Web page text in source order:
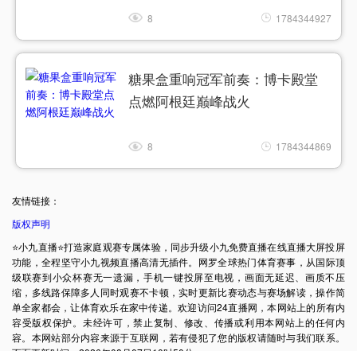
8 1784344927
糖果盒重响冠军前奏：博卡殿堂
点燃阿根廷巅峰战火
8 1784344869
友情链接：
版权声明
⭐️小九直播⭐️打造家庭观赛专属体验，同步升级小九免费直播在线直播大屏投屏
功能，全程坚守小九视频直播高清无插件。网罗全球热门体育赛事，从国际顶
级联赛到小众杯赛无一遗漏，手机一键投屏至电视，画面无延迟、画质不压
缩，多线路保障多人同时观赛不卡顿，实时更新比赛动态与赛场解读，操作简
单全家都会，让体育欢乐在家中传递。欢迎访问24直播网，本网站上的所有内
容受版权保护。未经许可，禁止复制、修改、传播或利用本网站上的任何内
容。本网站部分内容来源于互联网，若有侵犯了您的版权请随时与我们联系。